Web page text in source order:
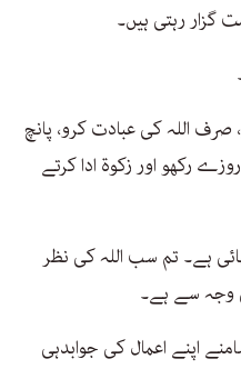
گزار رہتی ہیں۔
اللہ کی عبادت کرو، پانچ
رکھو اور زکوۃ ادا کرتے
ہے۔ تم سب اللہ کی نظر
وجہ سے ہے۔
اپنے اعمال کی جوابدہی